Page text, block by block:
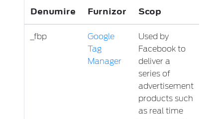
Denumire Furnizor Scop
_fbp
Google
Tag
Manager
Used by
Facebook to
deliver a
series of
advertisement
products such
as real time